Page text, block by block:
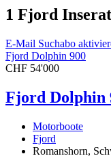
1 Fjord
E-Mail Suchabo
Fjord Dolphin 900
CHF 54'000
Fjord Dolphin
Motorboote
Fjord
Romanshorn,